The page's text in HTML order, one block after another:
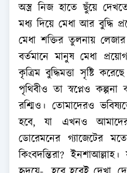
অস্ত্র নিজ হাতে ছুঁয়ে
মধ্য দিয়ে মেধা আর বুদ্ধি
মেধা শক্তির তুলনায়
বর্তমানে মানুষ মেধা
কৃত্রিম বুদ্ধিমত্তা সৃষ্টি
পৃথিবীও তা স্বপ্নেও
রশ্মিও। তোমাদেরও
হবে, যা এখনও
ডোরেমনের গ্যাজেটের
কিংবদন্তিরা?